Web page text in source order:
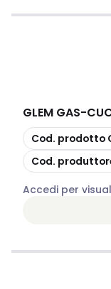
GLEM GAS-
copia
Cod. prodotto
copia
Cod.
Accedi per